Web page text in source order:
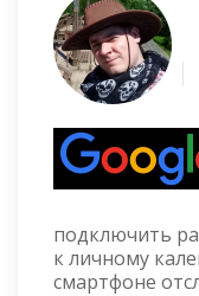
подключить
к личному
смартфоне